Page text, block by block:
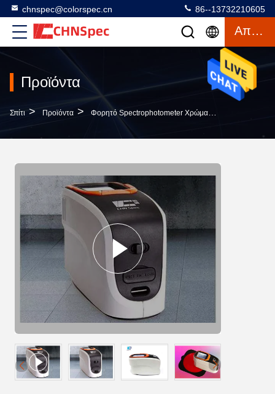
chnspec@colorspec.cn 86--13732210605
Απόσπασμα
Προϊόντα
Σπίτι > Προϊόντα > Φορητό Spectrophotometer Χρώματος